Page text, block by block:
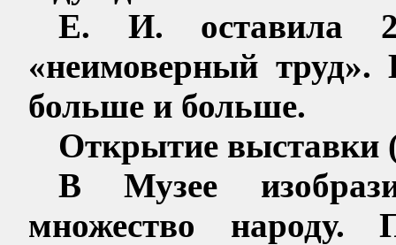
Е. И. оставила
«неимоверный
больше и больше.
Открытие выставки
В Музее
множество народу.